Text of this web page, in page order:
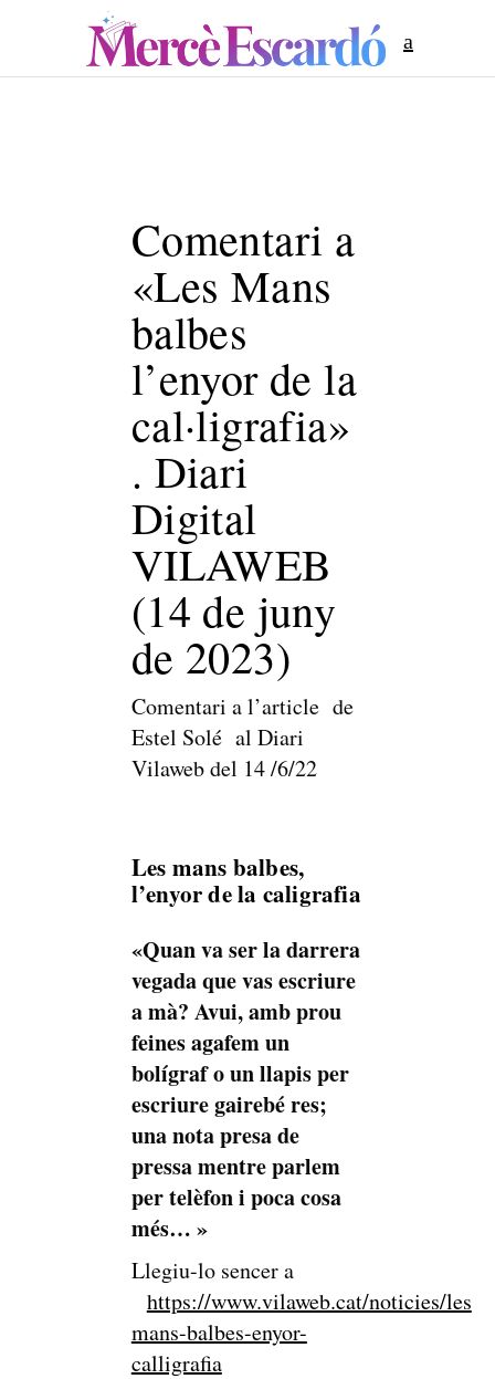
Comentari a
«Les Mans
balbes
l’enyor de la
cal·ligrafia»
. Diari
Digital
VILAWEB
(14 de juny
de 2023)
Comentari a l’article de
Estel Solé al Diari
Vilaweb del 14 /6/22
Les mans balbes,
l’enyor de la caligrafia
«Quan va ser la darrera
vegada que vas escriure
a mà? Avui, amb prou
feines agafem un
bolígraf o un llapis per
escriure gairebé res;
una nota presa de
pressa mentre parlem
per telèfon i poca cosa
més… »
Llegiu-lo sencer a
https://www.vilaweb.cat/noticies/les
mans-balbes-enyor-
calligrafia